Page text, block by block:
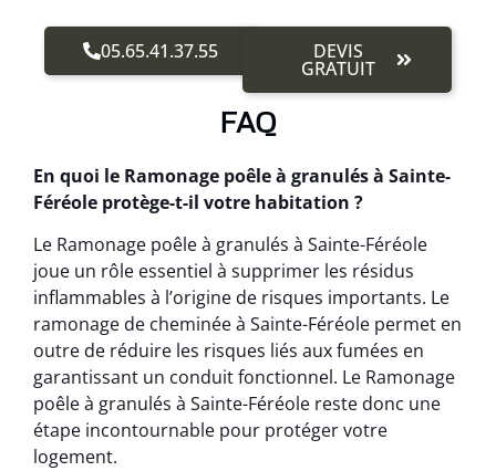
05.65.41.37.55 DEVIS
GRATUIT
FAQ
En quoi le Ramonage poêle à granulés à Sainte-
Féréole protège-t-il votre habitation ?
Le Ramonage poêle à granulés à Sainte-Féréole
joue un rôle essentiel à supprimer les résidus
inflammables à l’origine de risques importants. Le
ramonage de cheminée à Sainte-Féréole permet en
outre de réduire les risques liés aux fumées en
garantissant un conduit fonctionnel. Le Ramonage
poêle à granulés à Sainte-Féréole reste donc une
étape incontournable pour protéger votre
logement.